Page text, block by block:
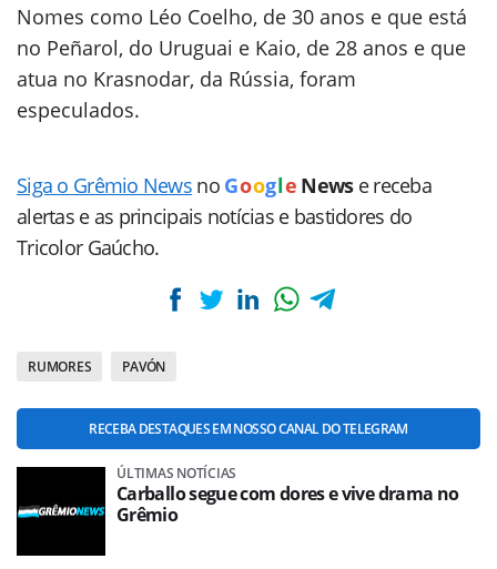
Nomes como Léo Coelho, de 30 anos e que está
no Peñarol, do Uruguai e Kaio, de 28 anos e que
atua no Krasnodar, da Rússia, foram
especulados.
Siga o Grêmio News no Goog le News e receba
alertas e as principais notícias e bastidores do
Tricolor Gaúcho.
RUMORES PAVÓN
RECEBA DESTAQUES EM NOSSO CANAL DO TELEGRAM
ÚLTIMAS NOTÍCIAS
Carballo segue com dores e vive drama no
Grêmio